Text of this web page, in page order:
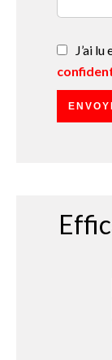
J’ai